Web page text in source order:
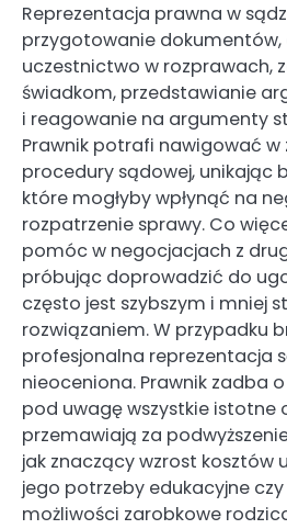
Reprezentacja prawna w
przygotowanie dokumentów,
uczestnictwo w rozprawach,
świadkom, przedstawianie
i reagowanie na argumenty
Prawnik potrafi nawigować w
procedury sądowej, unikając
które mogłyby wpłynąć na
rozpatrzenie sprawy. Co
pomóc w negocjacjach z
próbując doprowadzić do
często jest szybszym i mniej
rozwiązaniem. W przypadku
profesjonalna reprezentacja
nieoceniona. Prawnik zadba
pod uwagę wszystkie istotne
przemawiają za
jak znaczący wzrost kosztów
jego potrzeby edukacyjne
możliwości zarobkowe